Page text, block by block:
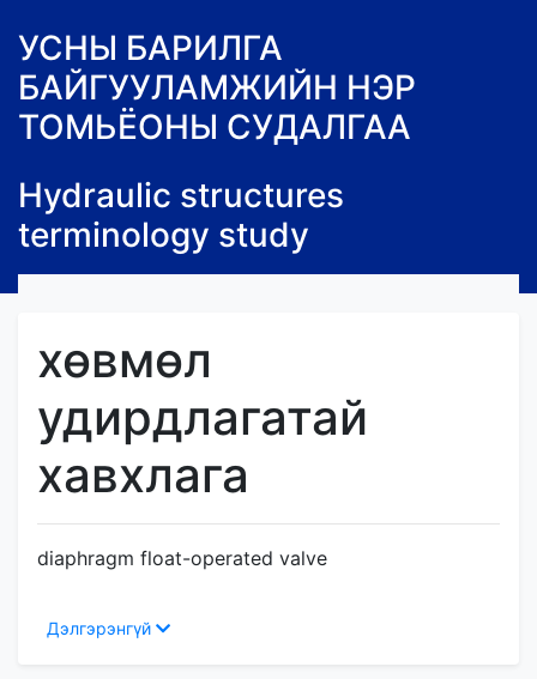
УСНЫ БАРИЛГА
БАЙГУУЛАМЖИЙН НЭР
ТОМЬЁОНЫ СУДАЛГАА
Hydraulic structures
terminology study
хөвмөл
удирдлагатай
хавхлага
diaphragm float-operated valve
Дэлгэрэнгүй